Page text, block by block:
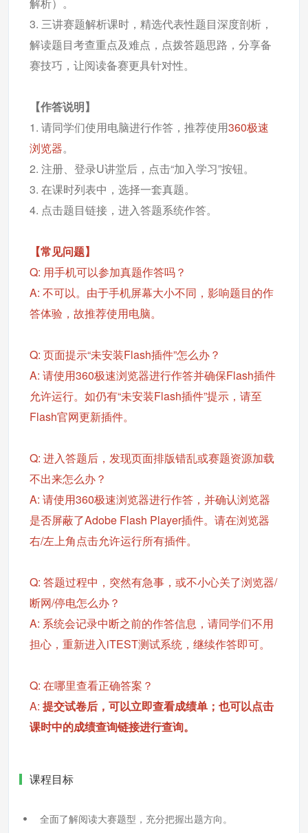
3. 三讲赛题解析课时，精选代表性题目深度剖析，
解读题目考查重点及难点，点拨答题思路，分享备
赛技巧，让阅读备赛更具针对性。
【作答说明】
1. 请同学们使用电脑进行作答，推荐使用360极速
浏览器。
2. 注册、登录U讲堂后，点击“加入学习”按钮。
3. 在课时列表中，选择一套真题。
4. 点击题目链接，进入答题系统作答。
【常见问题】
Q: 用手机可以参加真题作答吗？
A: 不可以。由于手机屏幕大小不同，影响题目的作
答体验，故推荐使用电脑。
Q: 页面提示“未安装Flash插件”怎么办？
A: 请使用360极速浏览器进行作答并确保Flash插件
允许运行。如仍有“未安装Flash插件”提示，请至
Flash官网更新插件。
Q: 进入答题后，发现页面排版错乱或赛题资源加载
不出来怎么办？
A: 请使用360极速浏览器进行作答，并确认浏览器
是否屏蔽了Adobe Flash Player插件。请在浏览器
右/左上角点击允许运行所有插件。
Q: 答题过程中，突然有急事，或不小心关了浏览器/
断网/停电怎么办？
A: 系统会记录中断之前的作答信息，请同学们不用
担心，重新进入iTEST测试系统，继续作答即可。
Q: 在哪里查看正确答案？
A: 提交试卷后，可以立即查看成绩单；也可以点击
课时中的成绩查询链接进行查询。
课程目标
全面了解阅读大赛题型，充分把握出题方向。